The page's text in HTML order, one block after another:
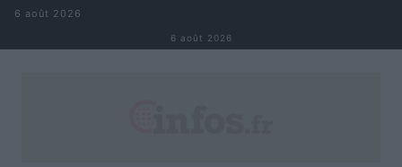
Aller au contenu
6 août 2026
6 août 2026